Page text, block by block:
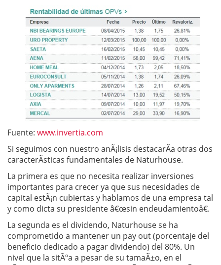
Fuente: www.invertia.com
Si seguimos con nuestro anÃ¡lisis destacarÃ­a otras dos
caracterÃ­sticas fundamentales de Naturhouse.
La primera es que no necesita realizar inversiones
importantes para crecer ya que sus necesidades de
capital estÃ¡n cubiertas y hablamos de una empresa tal
y como dicta su presidente â€œsin endeudamientoâ€.
La segunda es el dividendo, Naturhouse se ha
comprometido a mantener un pay out (porcentaje del
beneficio dedicado a pagar dividendo) del 80%. Un
nivel que la sitÃºa a pesar de su tamaÃ±o, en el